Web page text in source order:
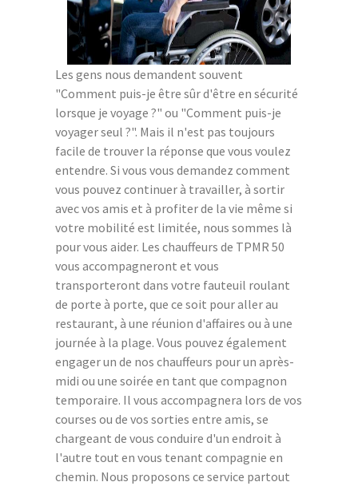
Les gens nous demandent souvent
"Comment puis-je être sûr d'être en sécurité
lorsque je voyage ?" ou "Comment puis-je
voyager seul ?". Mais il n'est pas toujours
facile de trouver la réponse que vous voulez
entendre. Si vous vous demandez comment
vous pouvez continuer à travailler, à sortir
avec vos amis et à profiter de la vie même si
votre mobilité est limitée, nous sommes là
pour vous aider. Les chauffeurs de TPMR 50
vous accompagneront et vous
transporteront dans votre fauteuil roulant
de porte à porte, que ce soit pour aller au
restaurant, à une réunion d'affaires ou à une
journée à la plage. Vous pouvez également
engager un de nos chauffeurs pour un après-
midi ou une soirée en tant que compagnon
temporaire. Il vous accompagnera lors de vos
courses ou de vos sorties entre amis, se
chargeant de vous conduire d'un endroit à
l'autre tout en vous tenant compagnie en
chemin. Nous proposons ce service partout